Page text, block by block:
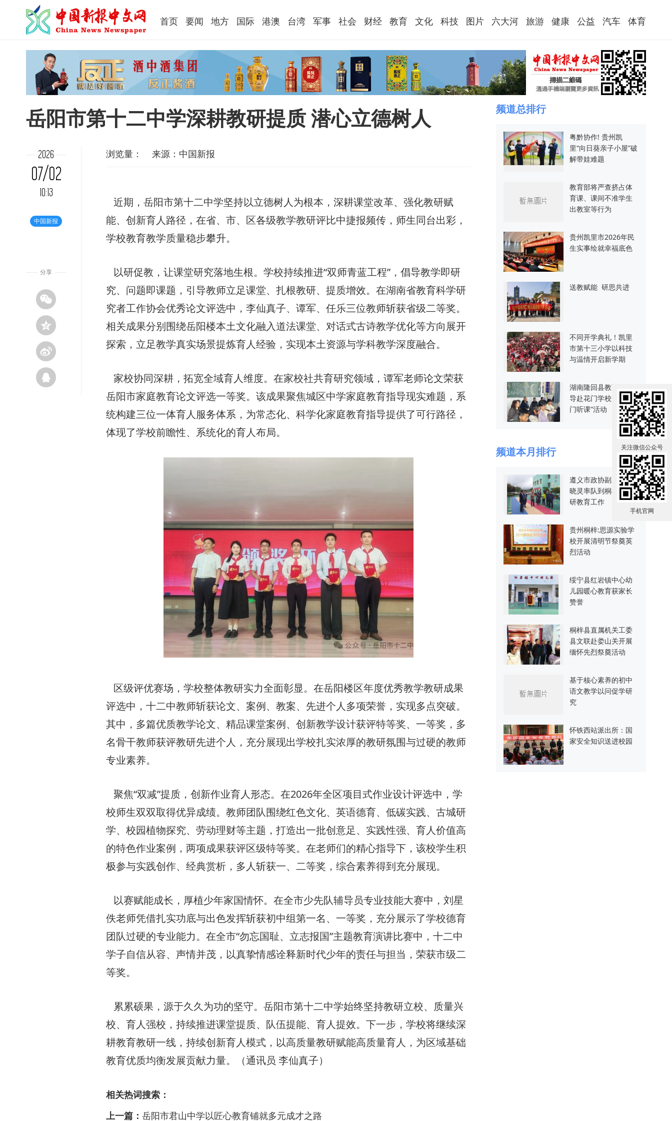
首页 要闻 地方 国际 港澳 台湾 军事 社会 财经 教育 文化 科技 图片 六大河 旅游 健康 公益 汽车 体育
岳阳市第十二中学深耕教研提质 潜心立德树人
2026
07/02
10:13
中国新报
分享
浏览量： 来源：中国新报
近期，岳阳市第十二中学坚持以立德树人为根本，深耕课堂改革、强化教研赋
能、创新育人路径，在省、市、区各级教学教研评比中捷报频传，师生同台出彩，
学校教育教学质量稳步攀升。
以研促教，让课堂研究落地生根。学校持续推进“双师青蓝工程”，倡导教学即研
究、问题即课题，引导教师立足课堂、扎根教研、提质增效。在湖南省教育科学研
究者工作协会优秀论文评选中，李仙真子、谭军、任乐三位教师斩获省级二等奖。
相关成果分别围绕岳阳楼本土文化融入道法课堂、对话式古诗教学优化等方向展开
探索，立足教学真实场景提炼育人经验，实现本土资源与学科教学深度融合。
家校协同深耕，拓宽全域育人维度。在家校社共育研究领域，谭军老师论文荣获
岳阳市家庭教育论文评选一等奖。该成果聚焦城区中学家庭教育指导现实难题，系
统构建三位一体育人服务体系，为常态化、科学化家庭教育指导提供了可行路径，
体现了学校前瞻性、系统化的育人布局。
区级评优赛场，学校整体教研实力全面彰显。在岳阳楼区年度优秀教学教研成果
评选中，十二中教师斩获论文、案例、教案、先进个人多项荣誉，实现多点突破。
其中，多篇优质教学论文、精品课堂案例、创新教学设计获评特等奖、一等奖，多
名骨干教师获评教研先进个人，充分展现出学校扎实浓厚的教研氛围与过硬的教师
专业素养。
聚焦“双减”提质，创新作业育人形态。在2026年全区项目式作业设计评选中，学
校师生双双取得优异成绩。教师团队围绕红色文化、英语德育、低碳实践、古城研
学、校园植物探究、劳动理财等主题，打造出一批创意足、实践性强、育人价值高
的特色作业案例，两项成果获评区级特等奖。在老师们的精心指导下，该校学生积
极参与实践创作、经典赏析，多人斩获一、二等奖，综合素养得到充分展现。
以赛赋能成长，厚植少年家国情怀。在全市少先队辅导员专业技能大赛中，刘星
佚老师凭借扎实功底与出色发挥斩获初中组第一名、一等奖，充分展示了学校德育
团队过硬的专业能力。在全市“勿忘国耻、立志报国”主题教育演讲比赛中，十二中
学子自信从容、声情并茂，以真挚情感诠释新时代少年的责任与担当，荣获市级二
等奖。
累累硕果，源于久久为功的坚守。岳阳市第十二中学始终坚持教研立校、质量兴
校、育人强校，持续推进课堂提质、队伍提能、育人提效。下一步，学校将继续深
耕教育教研一线，持续创新育人模式，以高质量教研赋能高质量育人，为区域基础
教育优质均衡发展贡献力量。（通讯员 李仙真子）
相关热词搜索：
上一篇： 岳阳市君山中学以匠心教育铺就多元成才之路
频道总排行
粤黔协作! 贵州凯
里“向日葵亲子小屋”破
解带娃难题
教育部将严查挤占体
育课、课间不准学生
出教室等行为
贵州凯里市2026年民
生实事绘就幸福底色
送教赋能 研思共进
不同开学典礼！凯里
市第十三小学以科技
与温情开启新学期
湖南隆回县教育局领
导赴花门学校开展“推
门听课”活动
频道本月排行
遵义市政协副主席陈
晓灵率队到桐梓县调
研教育工作
贵州桐梓:思源实验学
校开展清明节祭奠英
烈活动
绥宁县红岩镇中心幼
儿园暖心教育获家长
赞誉
桐梓县直属机关工委
县文联赴娄山关开展
缅怀先烈祭奠活动
基于核心素养的初中
语文教学以问促学研
究
怀铁西站派出所：国
家安全知识送进校园
关注微信公众号
手机官网